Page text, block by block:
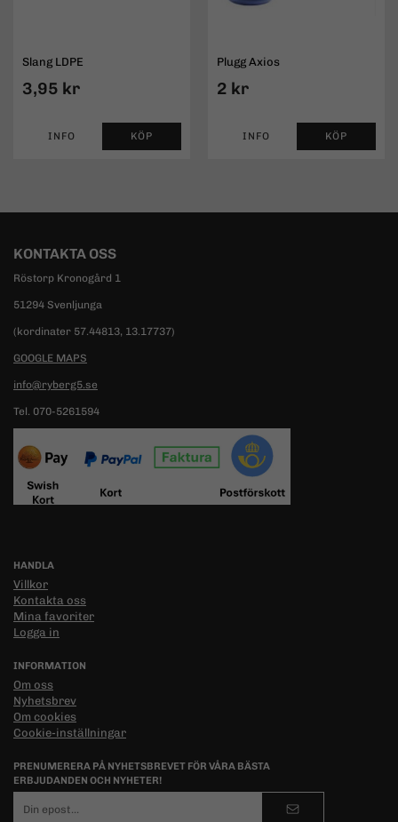
Slang LDPE
3,95 kr
INFO KÖP
Plugg Axios
2 kr
INFO KÖP
KONTAKTA OSS
Röstorp Kronogård 1
51294 Svenljunga
(kordinater 57.44813, 13.17737)
GOOGLE MAPS
info@ryberg5.se
Tel. 070-5261594
HANDLA
Villkor
Kontakta oss
Mina favoriter
Logga in
INFORMATION
Om oss
Nyhetsbrev
Om cookies
Cookie-inställningar
PRENUMERERA PÅ NYHETSBREVET FÖR VÅRA BÄSTA
ERBJUDANDEN OCH NYHETER!
postadress